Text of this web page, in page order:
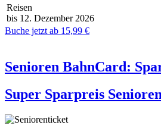
Reisen
bis 12. Dezember 2026
Buche jetzt ab 15,99 €
Senioren BahnCard:
Super Sparpreis